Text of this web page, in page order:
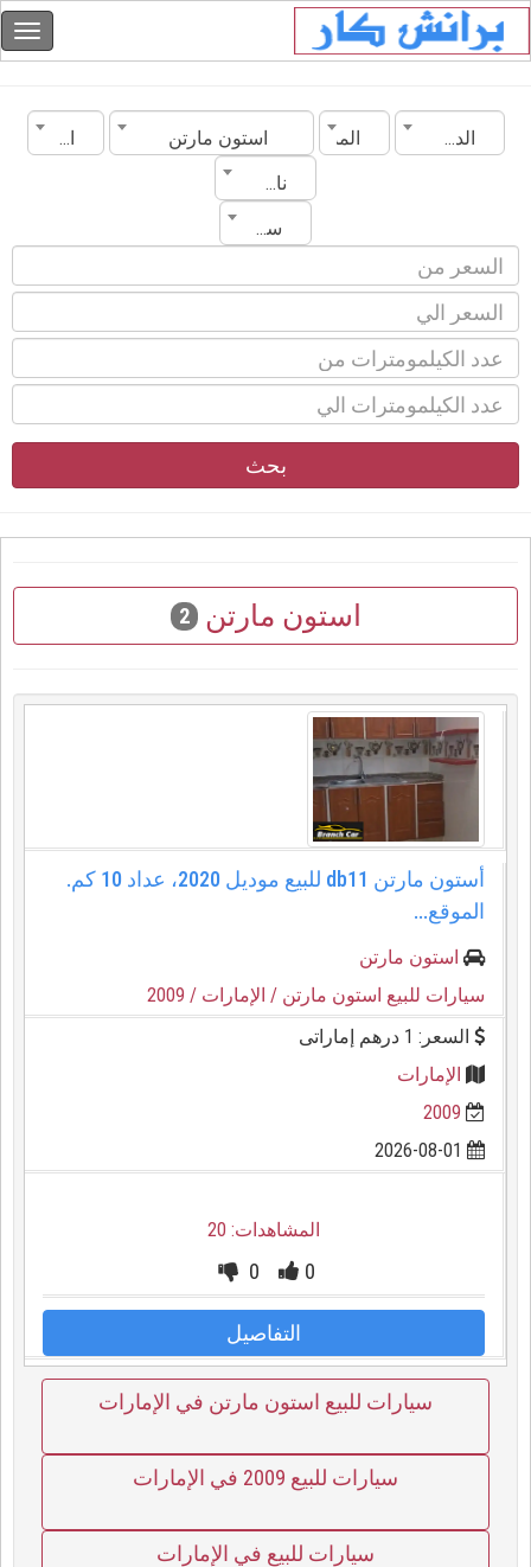
الدولة المدينة استون مارتن
الموديل
ناقل الحركة
سنة الصنع
بحث
استون مارتن 2
أستون مارتن db11 للبيع موديل 2020، عداد 10 كم.
الموقع...
استون مارتن
سيارات للبيع استون مارتن / الإمارات / 2009
السعر: 1 درهم إماراتى
الإمارات
2009
المشاهدات: 20
0
0
التفاصيل
سيارات للبيع استون مارتن في الإمارات
سيارات للبيع 2009 في الإمارات
سيارات للبيع في الإمارات